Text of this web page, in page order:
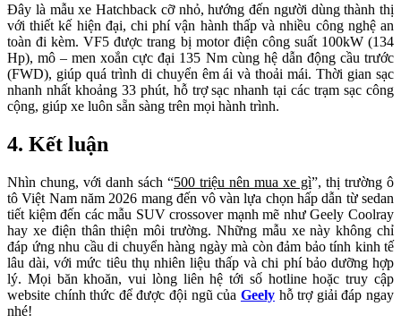
Đây là mẫu xe Hatchback cỡ nhỏ, hướng đến người dùng thành thị
với thiết kế hiện đại, chi phí vận hành thấp và nhiều công nghệ an
toàn đi kèm. VF5 được trang bị motor điện công suất 100kW (134
Hp), mô – men xoắn cực đại 135 Nm cùng hệ dẫn động cầu trước
(FWD), giúp quá trình di chuyển êm ái và thoải mái. Thời gian sạc
nhanh nhất khoảng 33 phút, hỗ trợ sạc nhanh tại các trạm sạc công
cộng, giúp xe luôn sẵn sàng trên mọi hành trình.
4. Kết luận
Nhìn chung, với danh sách “500 triệu nên mua xe gì”, thị trường ô
tô Việt Nam năm 2026 mang đến vô vàn lựa chọn hấp dẫn từ sedan
tiết kiệm đến các mẫu SUV crossover mạnh mẽ như Geely Coolray
hay xe điện thân thiện môi trường. Những mẫu xe này không chỉ
đáp ứng nhu cầu di chuyển hàng ngày mà còn đảm bảo tính kinh tế
lâu dài, với mức tiêu thụ nhiên liệu thấp và chi phí bảo dưỡng hợp
lý. Mọi băn khoăn, vui lòng liên hệ tới số hotline hoặc truy cập
website chính thức để được đội ngũ của Geelyhỗ trợ giải đáp ngay
nhé!